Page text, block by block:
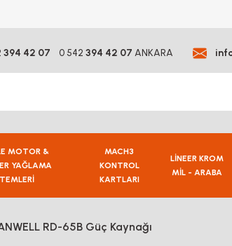
394 42 07 0 542 394 42 07 ANKARA
MOTOR &
YAĞLAMA
MACH3
KONTROL
KARTLARI
LİNEER KROM
MİL - ARABA
RD-65B Güç Kaynağı